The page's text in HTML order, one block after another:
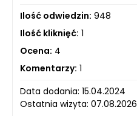
Ilość odwiedzin: 948
Ilość kliknięć: 1
Ocena: 4
Komentarzy: 1
Data dodania: 15.04.2024
Ostatnia wizyta: 07.08.2026